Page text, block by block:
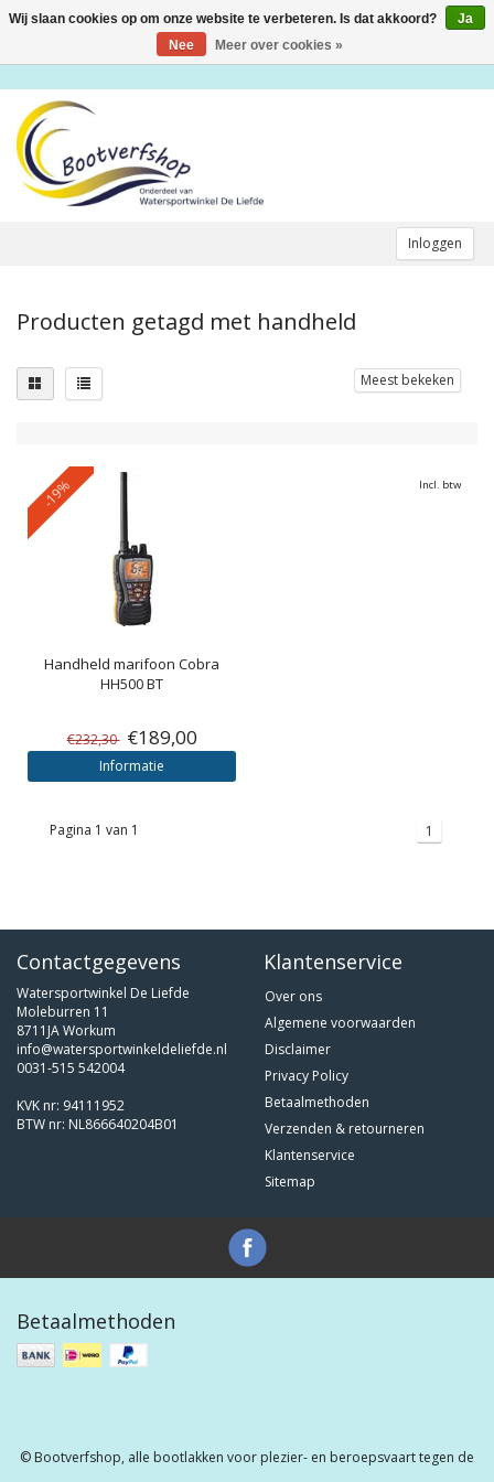
Inloggen
Toggle
Producten getagd met handheld
Meest bekeken
-19%
Handheld marifoon Cobra
HH500 BT
€232,30 €189,00
Informatie
Incl. btw
Pagina 1 van 1 1
Contactgegevens
Watersportwinkel De Liefde
Moleburren 11
8711JA Workum
info@watersportwinkeldeliefde.nl
0031-515 542004
KVK nr: 94111952
BTW nr: NL866640204B01
Klantenservice
Over ons
Algemene voorwaarden
Disclaimer
Privacy Policy
Betaalmethoden
Verzenden & retourneren
Klantenservice
Sitemap
Betaalmethoden
© Bootverfshop, alle bootlakken voor plezier- en beroepsvaart tegen de
Wij slaan cookies op om onze website te verbeteren. Is dat akkoord?
Ja
Nee
Meer over cookies »